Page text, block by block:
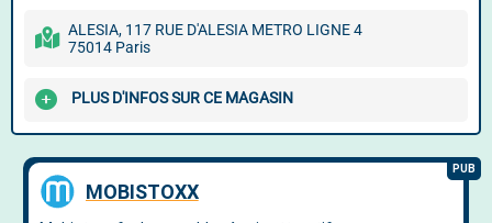
ALESIA, 117 RUE D'ALESIA METRO LIGNE 4
75014 Paris
PLUS D'INFOS SUR CE MAGASIN